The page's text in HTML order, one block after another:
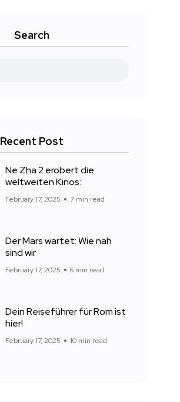
Search
Recent Post
Ne Zha 2 erobert die
weltweiten Kinos:
February 17, 2025 7 min read
Der Mars wartet: Wie nah
sind wir
February 17, 2025 6 min read
Dein Reiseführer für Rom ist
hier!
February 17, 2025 10 min read